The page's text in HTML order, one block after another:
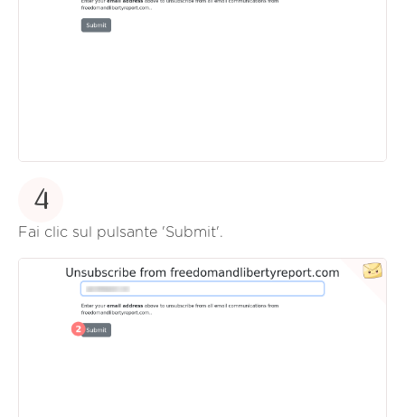
4
Fai clic sul pulsante 'Submit'.